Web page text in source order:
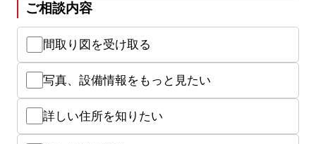
ご相談内容
間取り図を受け取る
写真、設備情報をもっと見たい
詳しい住所を知りたい